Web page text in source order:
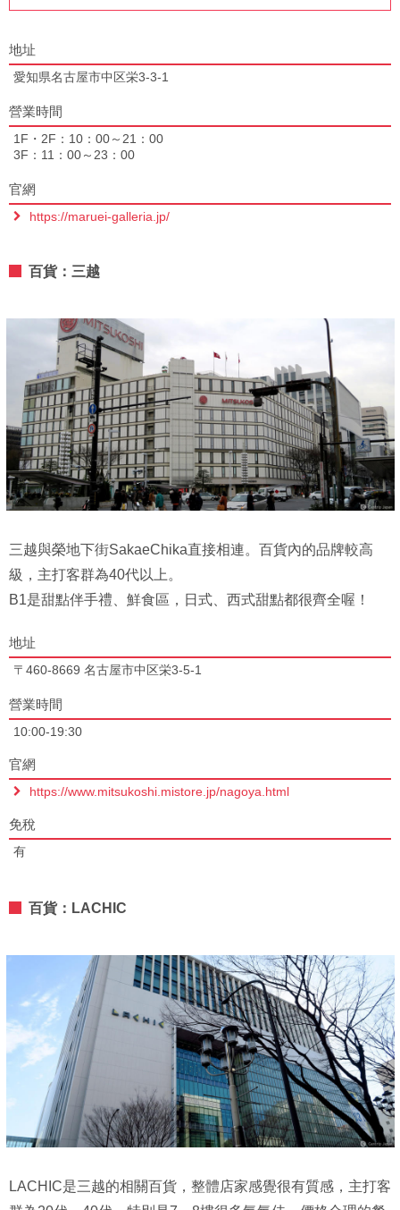
地址
愛知県名古屋市中区栄3-3-1
營業時間
1F・2F：10：00～21：00
3F：11：00～23：00
官網
https://maruei-galleria.jp/
百貨：三越
三越與榮地下街SakaeChika直接相連。百貨內的品牌較高
級，主打客群為40代以上。
B1是甜點伴手禮、鮮食區，日式、西式甜點都很齊全喔！
地址
〒460-8669 名古屋市中区栄3-5-1
營業時間
10:00-19:30
官網
https://www.mitsukoshi.mistore.jp/nagoya.html
免稅
有
百貨：LACHIC
LACHIC是三越的相關百貨，整體店家感覺很有質感，主打客